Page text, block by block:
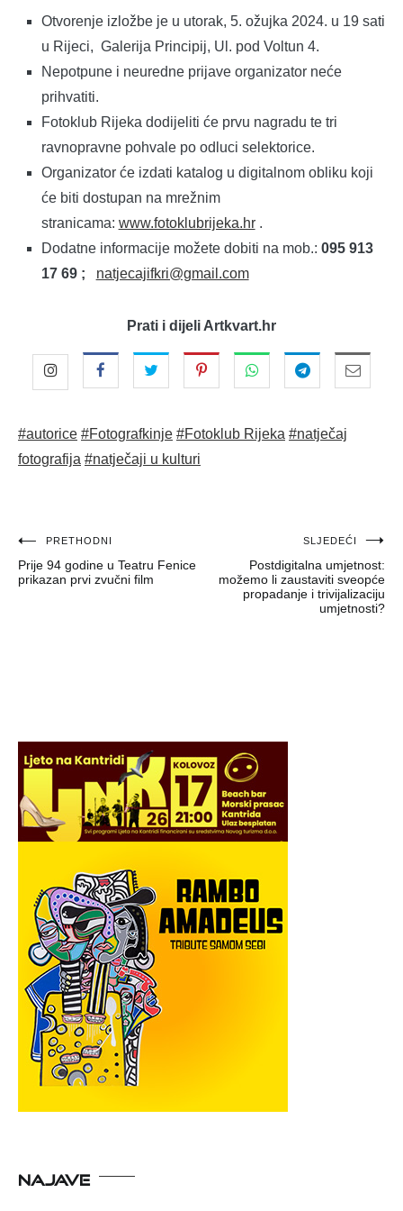
Otvorenje izložbe je u utorak, 5. ožujka 2024. u 19 sati
u Rijeci, Galerija Principij, Ul. pod Voltun 4.
Nepotpune i neuredne prijave organizator neće
prihvatiti.
Fotoklub Rijeka dodijeliti će prvu nagradu te tri
ravnopravne pohvale po odluci selektorice.
Organizator će izdati katalog u digitalnom obliku koji
će biti dostupan na mrežnim
stranicama: www.fotoklubrijeka.hr.
Dodatne informacije možete dobiti na mob.: 095 913
17 69 ;
natjecajifkri@gmail.com
Prati i dijeli Artkvart.hr
#autorice #Fotografkinje #Fotoklub Rijeka #natječaj
fotografija #natječaji u kulturi
Navigacija
objava
PRETHODNI
Prije 94 godine u Teatru Fenice
prikazan prvi zvučni film
SLJEDEĆI
Postdigitalna umjetnost:
možemo li zaustaviti sveopće
propadanje i trivijalizaciju
umjetnosti?
NAJAVE